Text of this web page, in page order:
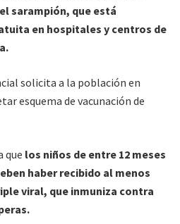
sarampión, que está
en hospitales y centros de
solicita a la población en
esquema de vacunación de
que los niños de entre 12 meses
haber recibido al menos
viral, que inmuniza contra